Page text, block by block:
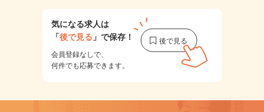
気になる求人は
「後で見る 」で保存！
会員登録なしで、
何件でも応募できます。